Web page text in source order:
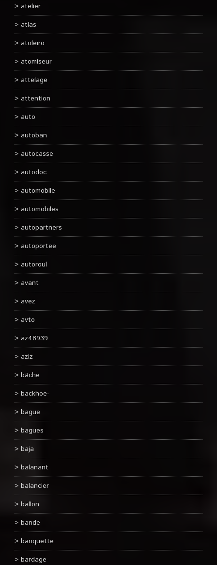
atelier
atlas
atoleiro
atomiseur
attelage
attention
auto
autoban
autocasse
autodoc
automobile
automobiles
autopartners
autoportee
autoroul
avant
avez
avto
az48939
aziz
bâche
backhoe-
bague
bagues
baja
balanant
balancier
ballon
bande
banquette
bardage